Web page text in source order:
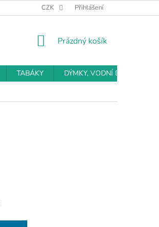
PODMÍNKY OCHRANY OSOBNÍCH ÚDAJŮ
CZK Přihlášení
NÁKUPNÍ
Prázdný košík
TABÁKY
DÝMKY, VODNÍ DÝMKY